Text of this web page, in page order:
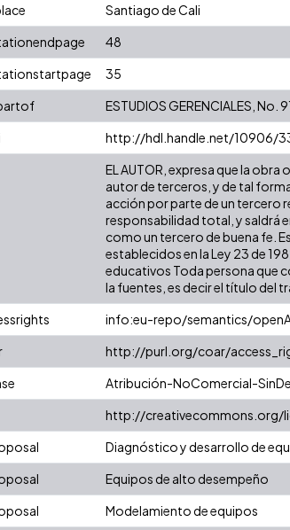
Santiago de Cali
48
35
ESTUDIOS GERENCIALES, No.
http://hdl.handle.net/10906/
EL AUTOR, expresa que la
autor de terceros, y de tal
acción por parte de un tercero
responsabilidad total, y saldrá
como un tercero de buena fe.
establecidos en la Ley 23 de
educativos Toda persona que
la fuentes, es decir el título del
info:eu-repo/semantics/
http://purl.org/coar/
Atribución-NoComercial-
http://creativecommons.org/
Diagnóstico y desarrollo de
Equipos de alto desempeño
Modelamiento de equipos